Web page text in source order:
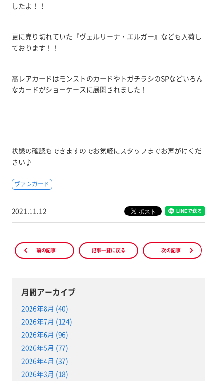
したよ！！
更に売り切れていた『ヴェルリーナ・エルガー』なども入荷し
ております！！
高レアカードはモンストのカードやトガチラシのSPなどいろん
なカードがショーケースに展開されました！
状態の確認もできますのでお気軽にスタッフまでお声がけくだ
さい♪
ヴァンガード
2021.11.12
前の記事 記事一覧に戻る 次の記事
月間アーカイブ
2026年8月 (40)
2026年7月 (124)
2026年6月 (96)
2026年5月 (77)
2026年4月 (37)
2026年3月 (18)